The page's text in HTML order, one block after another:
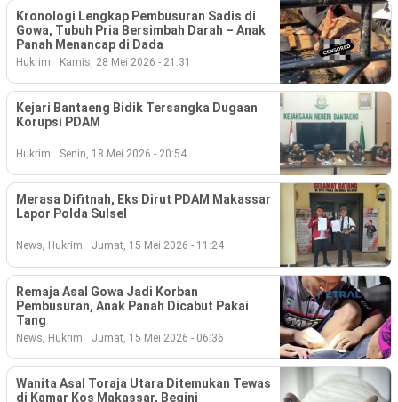
Kronologi Lengkap Pembusuran Sadis di
Gowa, Tubuh Pria Bersimbah Darah – Anak
Panah Menancap di Dada
Hukrim Kamis, 28 Mei 2026 - 21:31
Kejari Bantaeng Bidik Tersangka Dugaan
Korupsi PDAM
Hukrim Senin, 18 Mei 2026 - 20:54
Merasa Difitnah, Eks Dirut PDAM Makassar
Lapor Polda Sulsel
News, Hukrim Jumat, 15 Mei 2026 - 11:24
Remaja Asal Gowa Jadi Korban
Pembusuran, Anak Panah Dicabut Pakai
Tang
News, Hukrim Jumat, 15 Mei 2026 - 06:36
Wanita Asal Toraja Utara Ditemukan Tewas
di Kamar Kos Makassar, Begini